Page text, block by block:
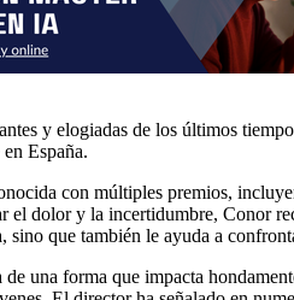
y elogiadas de los últimos
España.
con múltiples premios,
dolor y la incertidumbre, Conor
que también le ayuda a
una forma que impacta